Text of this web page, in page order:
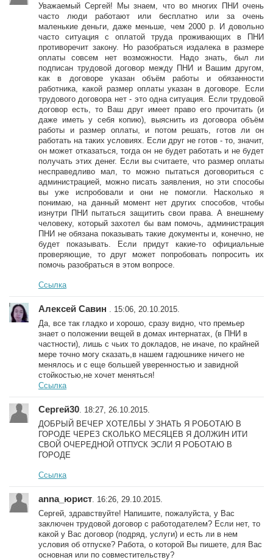
Уважаемый Сергей! Мы знаем, что во многих ПНИ очень
часто люди работают или бесплатно или за очень
маленькие деньги, даже меньше, чем 2000 р. И довольно
часто ситуация с оплатой труда проживающих в ПНИ
противоречит закону. Но разобраться издалека в размере
оплаты совсем нет возможности. Надо знать, был ли
подписан трудовой договор между ПНИ и Вашим другом,
как в договоре указан объём работы и обязанности
работника, какой размер оплаты указан в договоре. Если
трудового договора нет - это одна ситуация. Если трудовой
договор есть, то Ваш друг имеет право его прочитать (и
даже иметь у себя копию), выяснить из договора объём
работы и размер оплаты, и потом решать, готов ли он
работать на таких условиях. Если друг не готов - то, значит,
он может отказаться, тогда он не будет работать и не будет
получать этих денег. Если вы считаете, что размер оплаты
несправедливо мал, то можно пытаться договориться с
администрацией, можно писать заявления, но эти способы
вы уже испробовали и они не помогли. Насколько я
понимаю, на данный момент нет других способов, чтобы
изнутри ПНИ пытаться защитить свои права. А внешнему
человеку, который захотел бы вам помочь, администрация
ПНИ не обязана показывать такие документы и, конечно, не
будет показывать. Если придут какие-то официальные
проверяющие, то друг может попробовать попросить их
помочь разобраться в этом вопросе.
Ссылка
Алексей Савин
. 15:06, 20.10.2015.
Да, все так гладко и хорошо, сразу видно, что премьер
знает о положении вещей в домах интернатах, (в ПНИ в
частности), лишь с чьих то докладов, не иначе, по крайней
мере точно могу сказать,в нашем гадюшнике ничего не
менялось и с еще большей уверенностью и завидной
стойкостью,не хочет меняться!
Ссылка
Сергей30 . 18:27, 26.10.2015.
ДОБРЫЙ ВЕЧЕР ХОТЕЛБЫ У ЗНАТЬ Я РОБОТАЮ В
ГОРОДЕ ЧЕРЕЗ СКОЛЬКО МЕСЯЦЕВ Я ДОЛЖИН ИТИ
СВОЙ ОЧЕРЕДНОЙ ОТПУСК ЭСЛИ Я РОБОТАЮ В
ГОРОДЕ
Ссылка
anna_юрист . 16:26, 29.10.2015.
Сергей, здравствуйте! Напишите, пожалуйста, у Вас
заключен трудовой договор с работодателем? Если нет, то
какой у Вас договор (подряд, услуги) и есть ли в нем
условия об отпуске? Работа, о которой Вы пишете, для Вас
основная или по совместительству?